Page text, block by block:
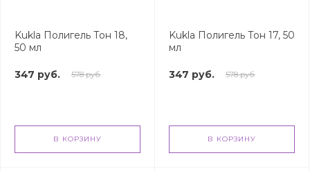
Kukla Полигель Тон 18,
50 мл
347 руб. 578 руб.
В КОРЗИНУ
Kukla Полигель Тон 17, 50
мл
347 руб. 578 руб.
В КОРЗИНУ